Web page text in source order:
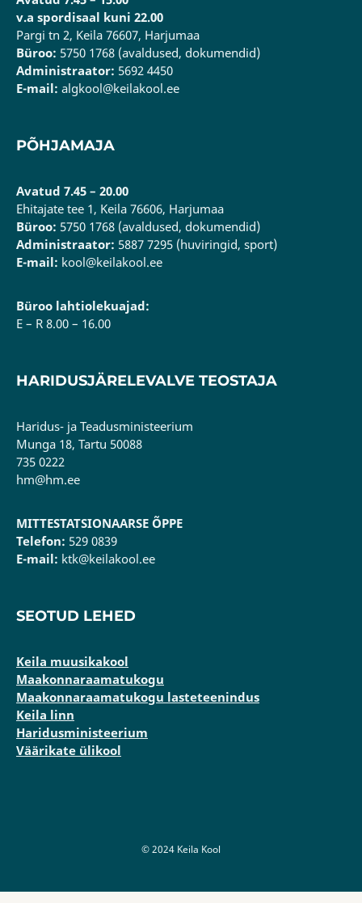
v.a spordisaal kuni 22.00
Pargi tn 2, Keila 76607, Harjumaa
Büroo: 5750 1768 (avaldused, dokumendid)
Administraator: 5692 4450
E-mail: algkool@keilakool.ee
PÕHJAMAJA
Avatud 7.45 – 20.00
Ehitajate tee 1, Keila 76606, Harjumaa
Büroo: 5750 1768 (avaldused, dokumendid)
Administraator: 5887 7295 (huviringid, sport)
E-mail: kool@keilakool.ee
Büroo lahtiolekuajad:
E – R 8.00 – 16.00
HARIDUSJÄRELEVALVE TEOSTAJA
Haridus- ja Teadusministeerium
Munga 18, Tartu 50088
735 0222
hm@hm.ee
MITTESTATSIONAARSE ÕPPE
Telefon: 529 0839
E-mail: ktk@keilakool.ee
SEOTUD LEHED
Keila muusikakool
Maakonnaraamatukogu
Maakonnaraamatukogu lasteteenindus
Keila linn
Haridusministeerium
Väärikate ülikool
© 2024 Keila Kool